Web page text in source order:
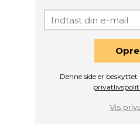
Denne side er
Vis